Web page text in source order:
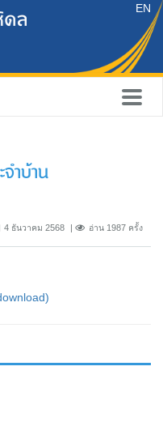
EN
ำบ้าน
4 ธันวาคม 2568 อ่าน 1987 ครั้ง